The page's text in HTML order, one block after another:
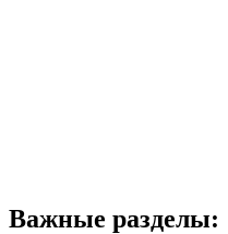
Важные разделы: